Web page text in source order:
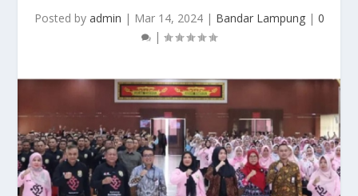
Posted by admin | Mar 14, 2024| Bandar Lampung| 0
|